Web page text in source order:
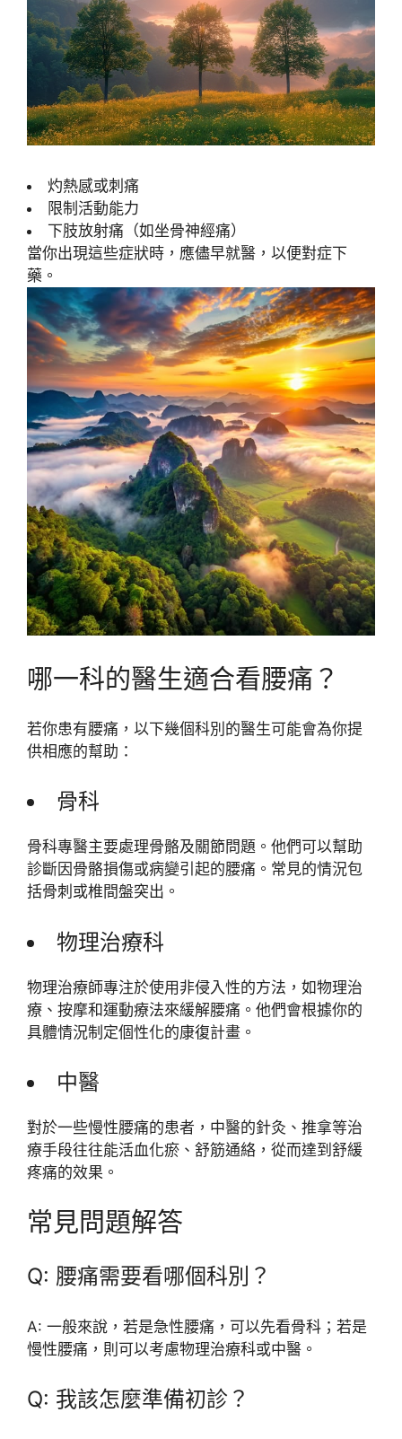
灼熱感或刺痛
限制活動能力
下肢放射痛（如坐骨神經痛）
當你出現這些症狀時，應儘早就醫，以便對症下
藥。
哪一科的醫生適合看腰痛？
若你患有腰痛，以下幾個科別的醫生可能會為你提
供相應的幫助：
骨科
骨科專醫主要處理骨骼及關節問題。他們可以幫助
診斷因骨骼損傷或病變引起的腰痛。常見的情況包
括骨刺或椎間盤突出。
物理治療科
物理治療師專注於使用非侵入性的方法，如物理治
療、按摩和運動療法來緩解腰痛。他們會根據你的
具體情況制定個性化的康復計畫。
中醫
對於一些慢性腰痛的患者，中醫的針灸、推拿等治
療手段往往能活血化瘀、舒筋通絡，從而達到舒緩
疼痛的效果。
常見問題解答
Q: 腰痛需要看哪個科別？
A: 一般來說，若是急性腰痛，可以先看骨科；若是
慢性腰痛，則可以考慮物理治療科或中醫。
Q: 我該怎麼準備初診？